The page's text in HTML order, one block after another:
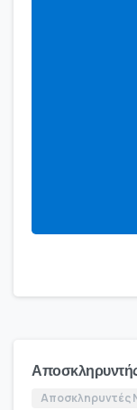
Αποσκληρυντές